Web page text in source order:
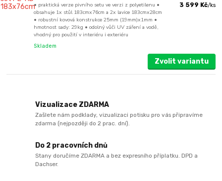
• praktická verze pivního setu ve verzi z polyetilenu •
obsahuje 1x stůl 183cmx76cm a 2x lavice 183cmx28cm
• robustní kovová konstrukce 25mm (19mm)x1mm •
hmotnost sady: 29kg • odolný vůči UV záření a vodě,
vhodný pro použití v interiéru i exteriéru
3 599 Kč/ks
Skladem
Zvolit variantu
Vizualizace ZDARMA
Zašlete nám podklady, vizualizaci potisku pro vás připravíme
zdarma (nejpozději do 2 prac. dní).
Do 2 pracovních dnů
Stany doručíme ZDARMA a bez expresního příplatku. DPD a
Dachser.